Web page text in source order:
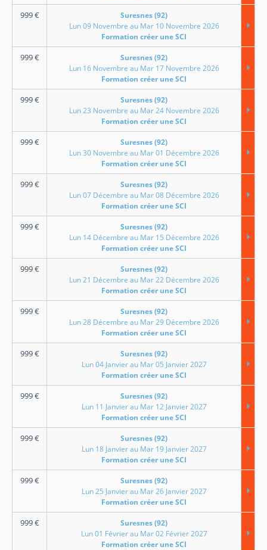
999€
Suresnes (92)
Lun 09 Novembre au Mar 10 Novembre 2026
Formation créer une SCI
999€
Suresnes (92)
Lun 16 Novembre au Mar 17 Novembre 2026
Formation créer une SCI
999€
Suresnes (92)
Lun 23 Novembre au Mar 24 Novembre 2026
Formation créer une SCI
999€
Suresnes (92)
Lun 30 Novembre au Mar 01 Décembre 2026
Formation créer une SCI
999€
Suresnes (92)
Lun 07 Décembre au Mar 08 Décembre 2026
Formation créer une SCI
999€
Suresnes (92)
Lun 14 Décembre au Mar 15 Décembre 2026
Formation créer une SCI
999€
Suresnes (92)
Lun 21 Décembre au Mar 22 Décembre 2026
Formation créer une SCI
999€
Suresnes (92)
Lun 28 Décembre au Mar 29 Décembre 2026
Formation créer une SCI
999€
Suresnes (92)
Lun 04 Janvier au Mar 05 Janvier 2027
Formation créer une SCI
999€
Suresnes (92)
Lun 11 Janvier au Mar 12 Janvier 2027
Formation créer une SCI
999€
Suresnes (92)
Lun 18 Janvier au Mar 19 Janvier 2027
Formation créer une SCI
999€
Suresnes (92)
Lun 25 Janvier au Mar 26 Janvier 2027
Formation créer une SCI
999€
Suresnes (92)
Lun 01 Février au Mar 02 Février 2027
Formation créer une SCI